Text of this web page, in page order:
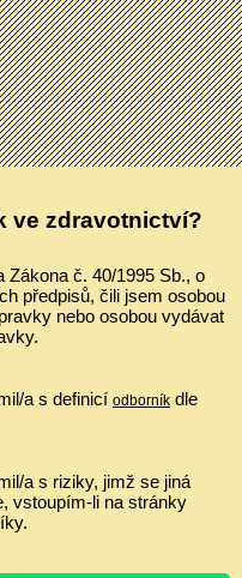
ve zdravotnictví?
č. 40/1995 Sb., o
předpisů, čili jsem osobou
nebo osobou vydávat
a s definicí odborník dle
a s riziky, jimž se jiná
vstoupím-li na stránky
porodnictví 2026 Celostátní
s Fetal Medicine
RIZIKO PLACENTA